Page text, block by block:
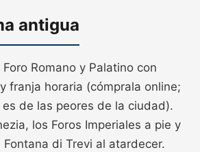
antigua
Foro Romano y Palatino con
franja horaria (cómprala online;
de las peores de la ciudad).
los Foros Imperiales a pie y
di Trevi al atardecer.